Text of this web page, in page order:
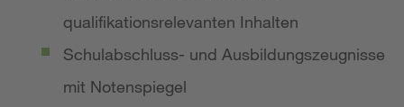
qualifikationsrelevanten Inhalten
Schulabschluss- und Ausbildungszeugnisse
mit Notenspiegel